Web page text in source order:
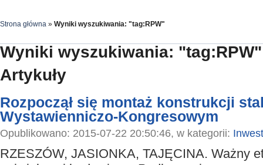
Strona główna » Wyniki wyszukiwania: "tag:RPW"
Wyniki wyszukiwania: "tag:RPW"
Artykuły
Rozpoczął się montaż konstrukcji
Wystawienniczo-Kongresowym
Opublikowano: 2015-07-22 20:50:46, w kategorii:
RZESZÓW, JASIONKA, TAJĘCINA. Ważny